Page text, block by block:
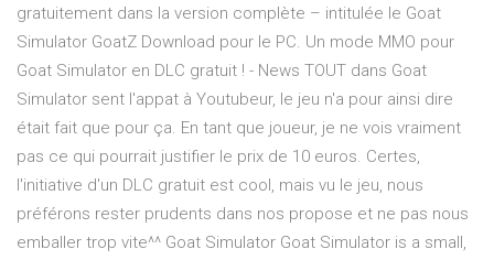
gratuitement dans la version complète – intitulée le Goat
Simulator GoatZ Download pour le PC. Un mode MMO pour
Goat Simulator en DLC gratuit ! - News TOUT dans Goat
Simulator sent l'appat à Youtubeur, le jeu n'a pour ainsi dire
était fait que pour ça. En tant que joueur, je ne vois vraiment
pas ce qui pourrait justifier le prix de 10 euros. Certes,
l'initiative d'un DLC gratuit est cool, mais vu le jeu, nous
préférons rester prudents dans nos propose et ne pas nous
emballer trop vite^^ Goat Simulator Goat Simulator is a small,